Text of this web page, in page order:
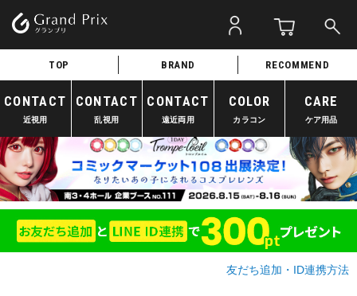
TOP BRAND RECOMMEND
CONTACT
近視用
CONTACT
乱視用
CONTACT
遠近両用
COLOR
カラコン
CARE
ケア用品
友だち追加・ID連携方法